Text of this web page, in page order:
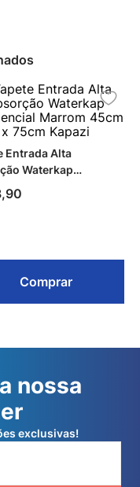
Entrada Alta
Waterkap
Marrom 45cm x
,90
Comprar
nossa
exclusivas!